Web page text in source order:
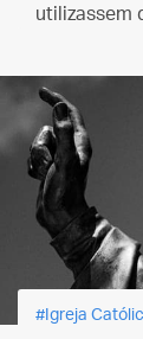
utilizassem
Igreja